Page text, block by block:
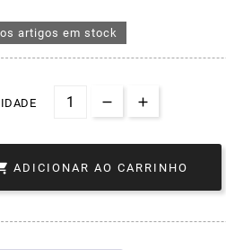
artigos em stock
ADICIONAR AO CARRINHO